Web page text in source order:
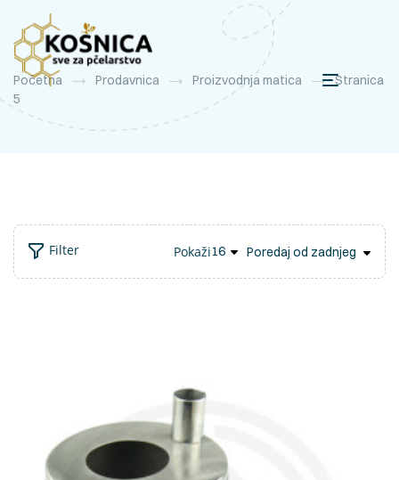
Početna Prodavnica Proizvodnja matica
Stranica
5
Filter Pokaži